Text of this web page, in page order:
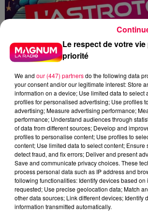
HOROSCOPE ASTROTOP
MAGNUM CAFE
Rémy
L'ASTROTOP TOUS LES MATINS A
8H45
Le respect de votre
priorité
We and our (447) partnersdo the following data
your consent and/or our legitimate interest: Store
information on a device; Use limited data to select
profiles for personalised advertising; Use profiles
advertising; Measure advertising performance;
performance; Understand audiences through
of data from different sources; Develop and
profiles to personalise content; Use profiles to
content; Use limited data to select content; Ensure
detect fraud, and fix errors; Deliver and present
Save and communicate privacy choices. These
process personal data such as IP address and
following functionalities: Identify devices based on
requested; Use precise geolocation data; Match
other data sources; Link different devices; Identify
information transmitted automatically.